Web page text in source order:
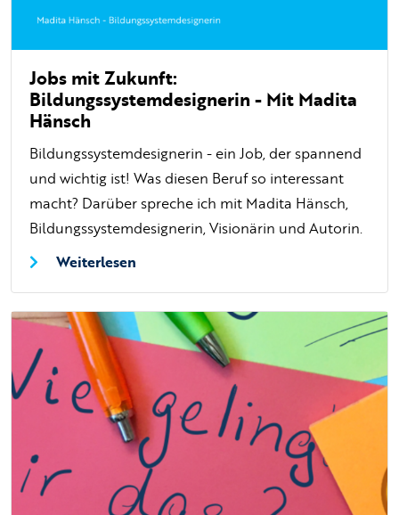
Jobs mit Zukunft:
Bildungssystemdesignerin - Mit Madita
Hänsch
Bildungssystemdesignerin - ein Job, der spannend
und wichtig ist! Was diesen Beruf so interessant
macht? Darüber spreche ich mit Madita Hänsch,
Bildungssystemdesignerin, Visionärin und Autorin.
Weiterlesen